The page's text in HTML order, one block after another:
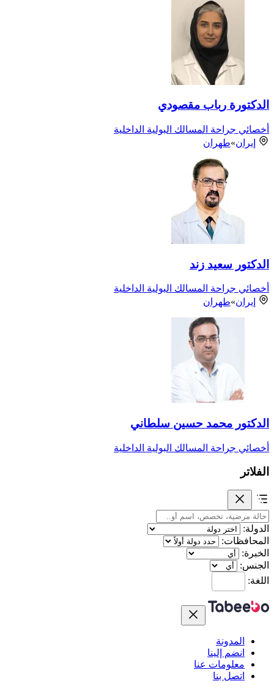
الدكتورة رباب مقصودي
أخصائي جراحة المسالك البولية الداخلية
إيران»طهران
الدكتور سعيد زند
أخصائي جراحة المسالك البولية الداخلية
إيران»طهران
الدكتور محمد حسين سلطاني
أخصائي جراحة المسالك البولية الداخلية
الفلاتر
الدولة:
المحافظات:
الخبرة:
الجنس:
اللغة:
المدونة
انضم إلينا
معلومات عنا
اتصل بنا